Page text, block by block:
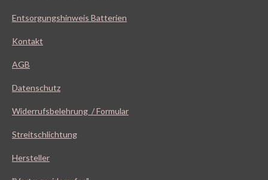
Entsorgungshinweis Batterien
Kontakt
AGB
Datenschutz
Widerrufsbelehrung / Formular
Streitschlichtung
Hersteller